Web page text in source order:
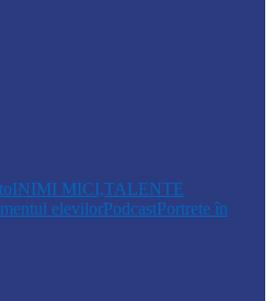
INIMI MICI,TALENTE
elevilorPodcastPortrete în